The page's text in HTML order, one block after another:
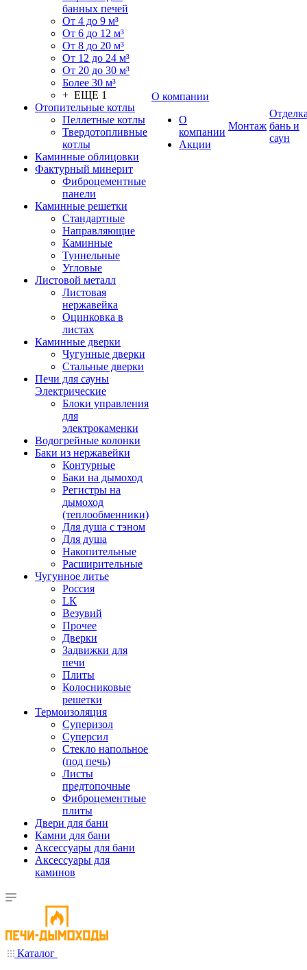
банных печей
От 4 до 9 м³
От 6 до 12 м³
От 8 до 20 м³
От 12 до 24 м³
От 20 до 30 м³
Более 30 м³
+ ЕЩЕ 1
Отопительные котлы
Пеллетные котлы
Твердотопливные
котлы
Каминные облицовки
Фактурный минерит
Фиброцементные
панели
Каминные решетки
Стандартные
Направляющие
Каминные
Туннельные
Угловые
Листовой металл
Листовая
нержавейка
Оцинковка в
листах
Каминные дверки
Чугунные дверки
Стальные дверки
Печи для сауны
Электрические
Блоки управления
для
электрокаменки
Водогрейные колонки
Баки из нержавейки
Контурные
Баки на дымоход
Регистры на
дымоход
(теплообменники)
Для душа с тэном
Для душа
Накопительные
Расширительные
Чугунное литье
Россия
LК
Везувий
Прочее
Дверки
Задвижки для
печи
Плиты
Колосниковые
решетки
Термоизоляция
Суперизол
Суперсил
Стекло напольное
(под печь)
Листы
предтопочные
Фиброцементные
плиты
Двери для бани
Камни для бани
Аксессуары для бани
Аксессуары для
каминов
О компании
О
компании
Акции
Монтаж бань и
саун
Каталог